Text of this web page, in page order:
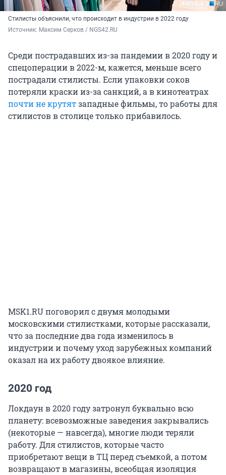
Стилисты объяснили, что происходит в индустрии в 2022 году
Источник: Максим Серков / NGS42.RU
Среди пострадавших из-за пандемии в 2020 году и
спецоперации в 2022-м, кажется, меньше всего
пострадали стилисты. Если упаковки соков
потеряли краски из-за санкций, а в кинотеатрах
почти не крутятзападные фильмы, то работы для
стилистов в столице только прибавилось.
MSK1.RU поговорил с двумя молодыми
московскими стилистками, которые рассказали,
что за последние два года изменилось в
индустрии и почему уход зарубежных компаний
оказал на их работу двоякое влияние.
2020 год
Локдаун в 2020 году затронул буквально всю
планету: всевозможные заведения закрывались
(некоторые — навсегда), многие люди теряли
работу. Для стилистов, которые часто
приобретают вещи в ТЦ перед съемкой, а потом
возвращают в магазины, всеобщая изоляция